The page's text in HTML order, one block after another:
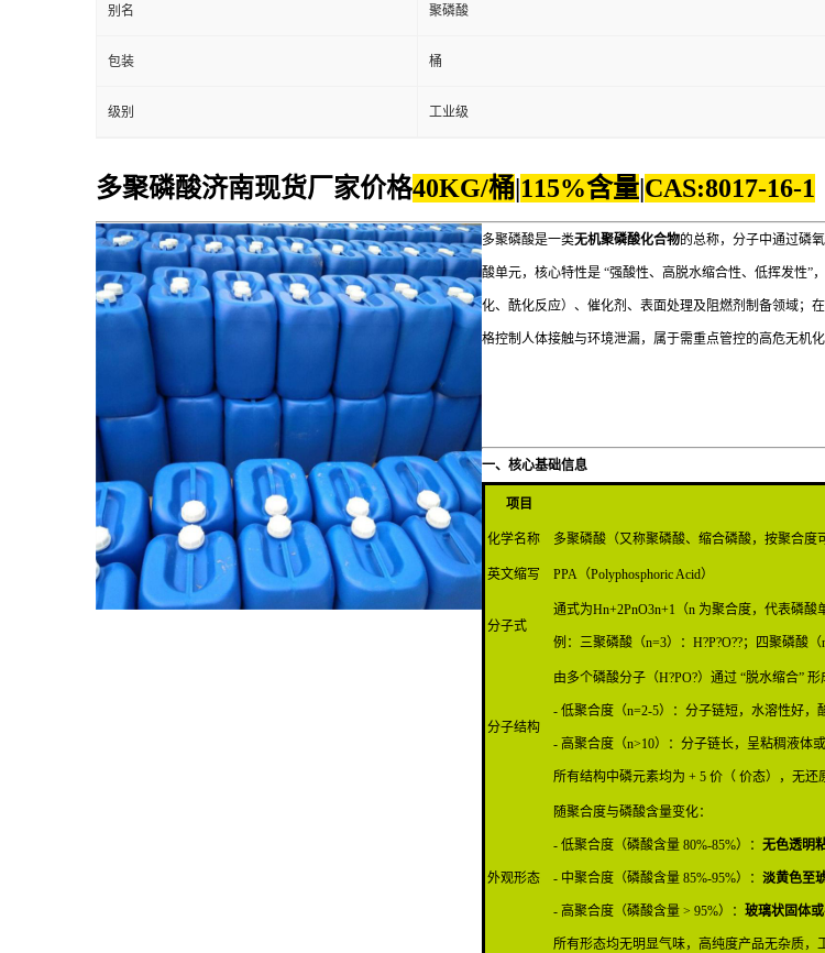
别名 聚磷酸
包装 桶
级别 工业级
多聚磷酸济南现货厂家价格40KG/桶|115%含量|CAS:8017-16-1
多聚磷酸是一类无机聚磷酸化合物的总称，分子中通过磷
酸单元，核心特性是 “强酸性、高脱水缩合性、低挥发性”
化、酰化反应）、催化剂、表面处理及阻燃剂制备领域；
格控制人体接触与环境泄漏，属于需重点管控的高危无机化
一、核心基础信息
项目
化学名称 多聚磷酸（又称聚磷酸、缩合磷酸，按聚合度
英文缩写 PPA（Polyphosphoric Acid）
分子式
通式为Hn+2PnO3n+1 （n 为聚合度，代表磷酸
例：三聚磷酸（n=3）：H?P?O??；四聚磷酸（
分子结构
由多个磷酸分子（H?PO?）通过 “脱水缩合”
- 低聚合度（n=2-5）：分子链短，水溶性好，
- 高聚合度（n>10）：分子链长，呈粘稠液体
所有结构中磷元素均为 + 5 价（ 价态），无还
外观形态
随聚合度与磷酸含量变化：
- 低聚合度（磷酸含量 80%-85%）： 无色透明
- 中聚合度（磷酸含量 85%-95%）： 淡黄色至
- 高聚合度（磷酸含量 > 95%）： 玻璃状固体
所有形态均无明显气味，高纯度产品无杂质，